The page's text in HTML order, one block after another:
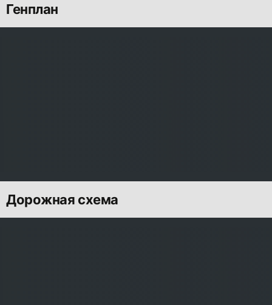
Генплан
Дорожная схема